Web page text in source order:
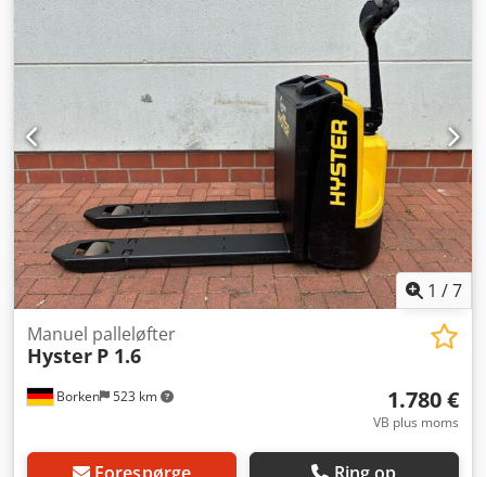
1 /7
Borken 523 km
Manuel palleløfter
Hyster P 1.6
1.780 €
VB plus moms
Forespørge Ring op